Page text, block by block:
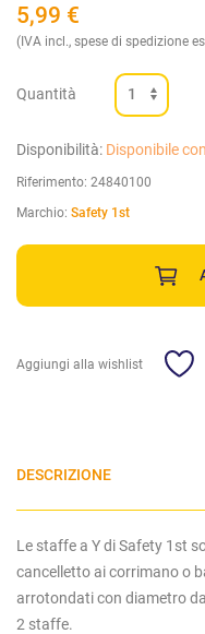
5,99 €
(IVA incl., spese di spedizione
Quantità
Disponibilità: Disponibile
Riferimento: 24840100
Marchio: Safety 1st
Aggiungi alla wishlist
DESCRIZIONE
Le staffe a Y di Safety 1st
cancelletto ai corrimano o
arrotondati con diametro
2 staffe.